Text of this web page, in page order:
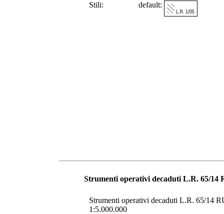
Stili:
default:
Strumenti operativi decaduti L.R. 65/14
Strumenti operativi decaduti L.R. 65/14
1:5.000.000